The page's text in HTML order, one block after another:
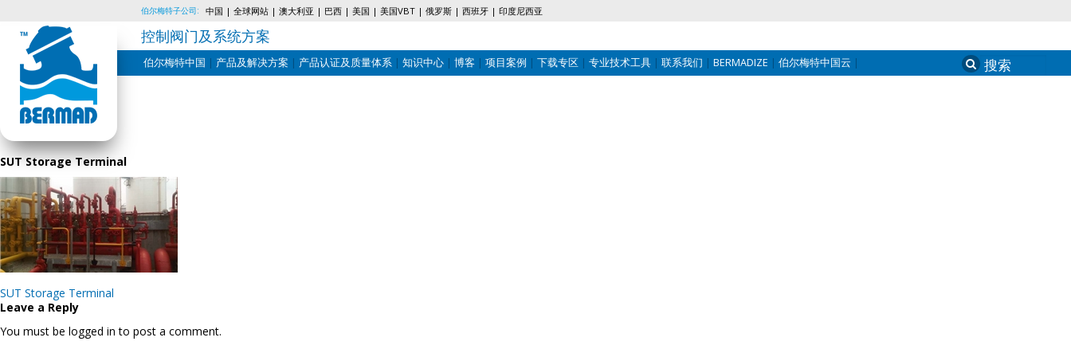
Skip
content
伯尔梅特子公司: 中国 全球网站 澳大利亚 巴西 美国 美国VBT 俄罗斯 西班牙 印度尼西亚
控制阀门及系统方案
伯尔梅特中国 产品及解决方案 产品认证及质量体系 知识中心 博客 项目案例 下载专区 专业技术工具 联系我们 BERMADIZE 伯尔梅特中国云 Search
for:
SUT Storage Terminal
Post
navigation
SUT Storage Terminal
Leave a Reply
You must be logged in to post a comment.